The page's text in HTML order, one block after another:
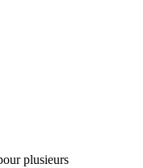
plusieurs